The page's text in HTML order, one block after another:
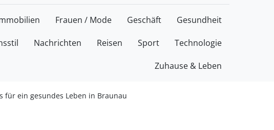
Frauen / Mode Geschäft Gesundheit
Nachrichten Reisen Sport Technologie
Zuhause & Leben
für ein gesundes Leben in Braunau